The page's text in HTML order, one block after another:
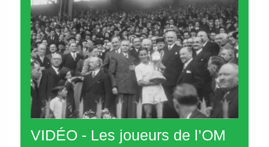
VIDÉO - Les joueurs de l’OM